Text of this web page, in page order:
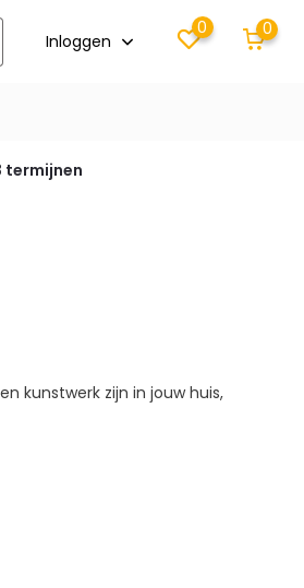
Inloggen
0 0
termijnen
kunstwerk zijn in jouw huis,